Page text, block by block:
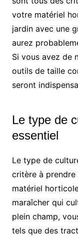
votre matériel
jardin avec une
aurez
Si vous avez de
outils de taille
seront
Le type de
essentiel
Le type de
critère à
matériel
maraîcher qui
plein champ,
tels que des